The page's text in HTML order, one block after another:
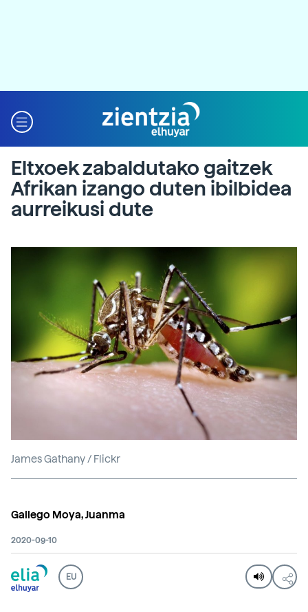
Eltxoek zabaldutako gaitzek
Afrikan izango duten ibilbidea
aurreikusi dute
James Gathany / Flickr
Gallego Moya, Juanma
2020-09-10
EU